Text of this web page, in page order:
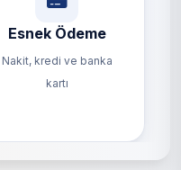
Esnek Ödeme
Nakit, kredi ve banka
kartı